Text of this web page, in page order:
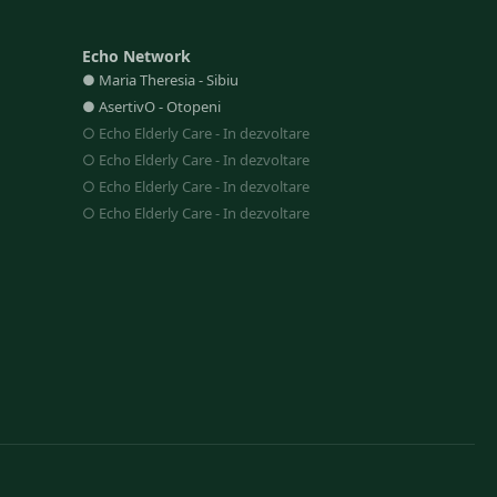
Echo Network
● Maria Theresia-Sibiu
● AsertivO-Otopeni
○ Echo Elderly Care-In dezvoltare
○ Echo Elderly Care-In dezvoltare
○ Echo Elderly Care-In dezvoltare
○ Echo Elderly Care-In dezvoltare